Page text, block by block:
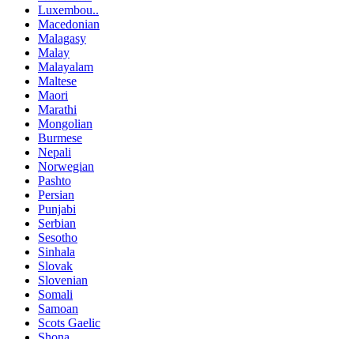
Luxembou..
Macedonian
Malagasy
Malay
Malayalam
Maltese
Maori
Marathi
Mongolian
Burmese
Nepali
Norwegian
Pashto
Persian
Punjabi
Serbian
Sesotho
Sinhala
Slovak
Slovenian
Somali
Samoan
Scots Gaelic